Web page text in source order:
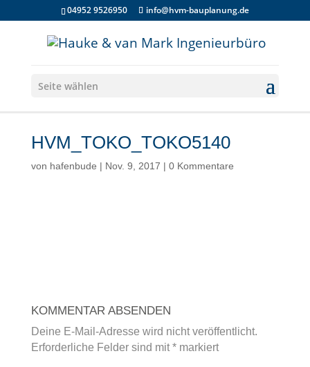
04952 9526950 info@hvm-bauplanung.de
Seite wählen
HVM_TOKO_TOKO5140
von hafenbude | Nov. 9, 2017 | 0 Kommentare
KOMMENTAR ABSENDEN
Deine E-Mail-Adresse wird nicht veröffentlicht.
Erforderliche Felder sind mit *markiert